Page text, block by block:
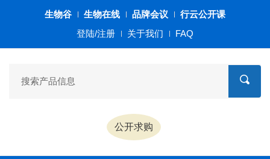
生物谷 生物在线 品牌会议
行云公开课
登陆/注册
关于我们 FAQ
公开求购